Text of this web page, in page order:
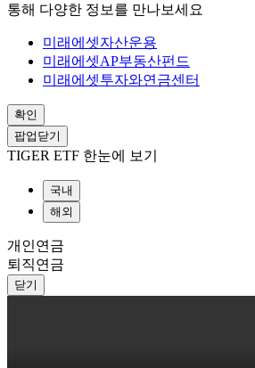
통해 다양한 정보를 만나보세요
미래에셋자산운용
미래에셋AP부동산펀드
미래에셋투자와연금센터
확인
팝업닫기
TIGER ETF 한눈에 보기
국내
해외
개인연금
퇴직연금
닫기